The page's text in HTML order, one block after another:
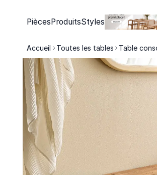
PiècesProduitsStyles
Accueil Toutes les tables Table